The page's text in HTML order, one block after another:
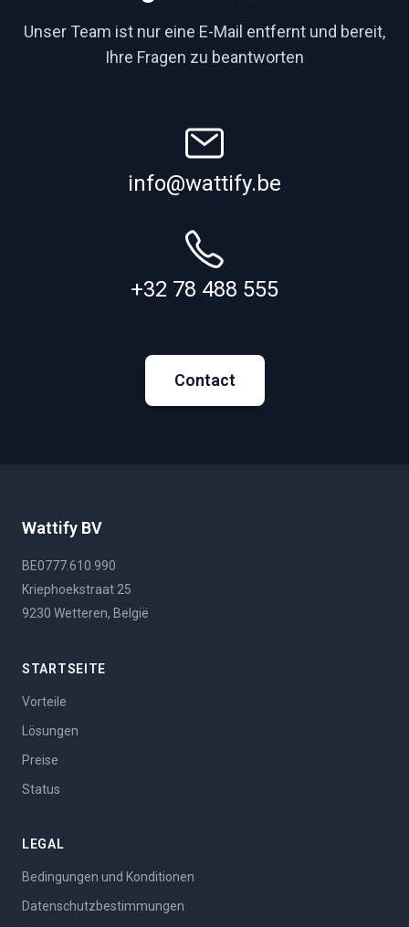
Unser Team ist nur eine E-Mail entfernt und bereit,
Ihre Fragen zu beantworten
info@wattify.be
+32 78 488 555
Contact
Wattify BV
BE0777.610.990
Kriephoekstraat 25
9230 Wetteren, België
STARTSEITE
Vorteile
Lösungen
Preise
Status
LEGAL
Bedingungen und Konditionen
Datenschutzbestimmungen